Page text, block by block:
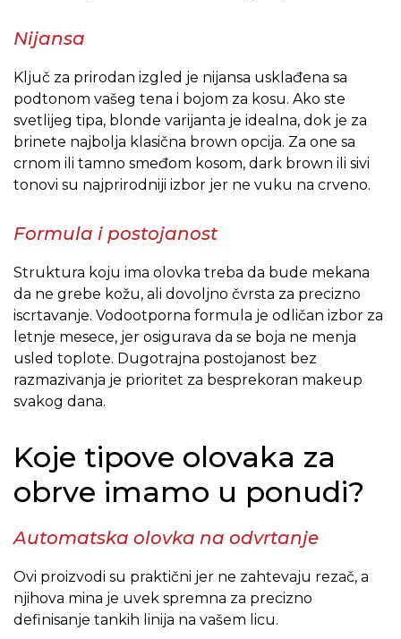
Nijansa
Ključ za prirodan izgled je nijansa usklađena sa
podtonom vašeg tena i bojom za kosu. Ako ste
svetlijeg tipa, blonde varijanta je idealna, dok je za
brinete najbolja klasična brown opcija. Za one sa
crnom ili tamno smeđom kosom, dark brown ili sivi
tonovi su najprirodniji izbor jer ne vuku na crveno.
Formula i postojanost
Struktura koju ima olovka treba da bude mekana
da ne grebe kožu, ali dovoljno čvrsta za precizno
iscrtavanje. Vodootporna formula je odličan izbor za
letnje mesece, jer osigurava da se boja ne menja
usled toplote. Dugotrajna postojanost bez
razmazivanja je prioritet za besprekoran makeup
svakog dana.
Koje tipove olovaka za
obrve imamo u ponudi?
Automatska olovka na odvrtanje
Ovi proizvodi su praktični jer ne zahtevaju rezač, a
njihova mina je uvek spremna za precizno
definisanje tankih linija na vašem licu.